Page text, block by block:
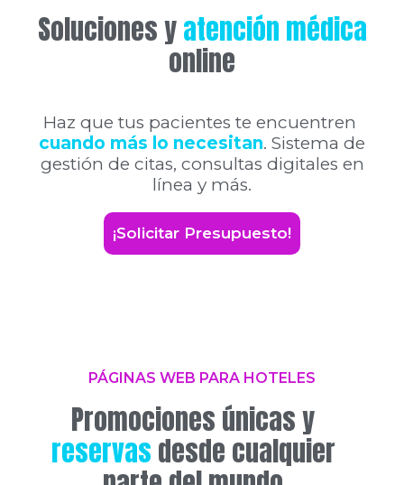
Soluciones yatención médica
online
Haz que tus pacientes te encuentren
cuando más lo necesitan. Sistema de
gestión de citas, consultas digitales en
línea y más.
¡Solicitar Presupuesto!
PÁGINAS WEB PARA HOTELES
Promociones únicas y
reservas desde cualquier